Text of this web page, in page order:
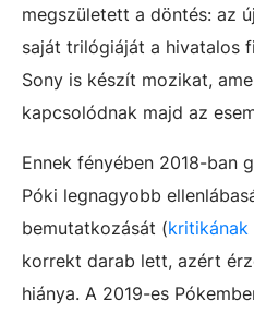
megszületett a döntés: az
saját trilógiáját a hivatalos
Sony is készít mozikat,
kapcsolódnak majd az
Ennek fényében 2018-ban
Póki legnagyobb
bemutatkozását (
korrekt darab lett, azért
hiánya. A 2019-es